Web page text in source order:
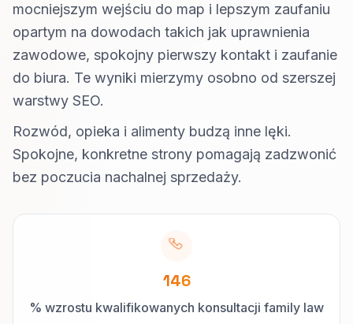
mocniejszym wejściu do map i lepszym zaufaniu
opartym na dowodach takich jak uprawnienia
zawodowe, spokojny pierwszy kontakt i zaufanie
do biura. Te wyniki mierzymy osobno od szerszej
warstwy SEO.
Rozwód, opieka i alimenty budzą inne lęki.
Spokojne, konkretne strony pomagają zadzwonić
bez poczucia nachalnej sprzedaży.
146
% wzrostu kwalifikowanych konsultacji family law